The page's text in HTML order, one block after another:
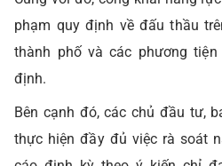
phạm quy định về đấu thầu
thành phố và các phương
định.
Bên cạnh đó, các chủ đầu tư,
thực hiện đầy đủ việc rà soát